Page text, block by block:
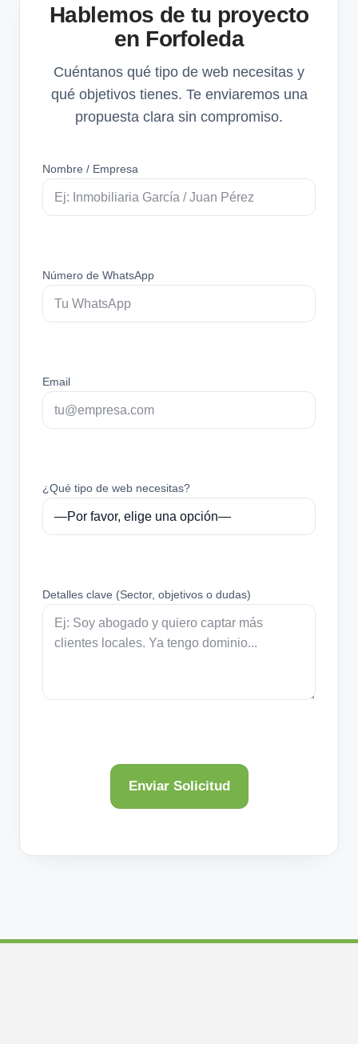
Hablemos de tu proyecto
en Forfoleda
Cuéntanos qué tipo de web necesitas y
qué objetivos tienes. Te enviaremos una
propuesta clara sin compromiso.
Nombre / Empresa
Número de WhatsApp
Email
¿Qué tipo de web necesitas?
Detalles clave (Sector, objetivos o dudas)